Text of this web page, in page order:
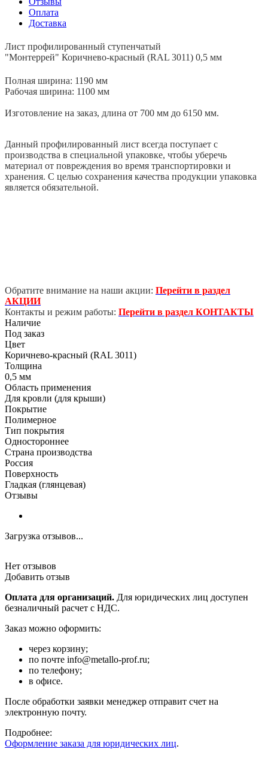
Оплата
Доставка
Лист профилированный ступенчатый
"Монтеррей" Коричнево-красный (RAL 3011) 0,5 мм
Полная ширина: 1190 мм
Рабочая ширина: 1100 мм
Изготовление на заказ, длина от 700 мм до 6150 мм.
Данный профилированный лист всегда поступает с
производства в специальной упаковке, чтобы уберечь
материал от повреждения во время транспортировки и
хранения. С целью сохранения качества продукции упаковка
является обязательной.
Обратите внимание на наши акции: Перейти в раздел
АКЦИИ
Контакты и режим работы: Перейти в раздел КОНТАКТЫ
Наличие
Под заказ
Цвет
Коричнево-красный (RAL 3011)
Толщина
0,5 мм
Область применения
Для кровли (для крыши)
Покрытие
Полимерное
Тип покрытия
Одностороннее
Страна производства
Россия
Поверхность
Гладкая (глянцевая)
Отзывы
Загрузка отзывов...
Нет отзывов
Добавить отзыв
Оплата для организаций. Для юридических лиц доступен
безналичный расчет с НДС.
Заказ можно оформить:
через корзину;
по почте info@metallo-prof.ru;
по телефону;
в офисе.
После обработки заявки менеджер отправит счет на
электронную почту.
Подробнее:
Оформление заказа для юридических лиц.